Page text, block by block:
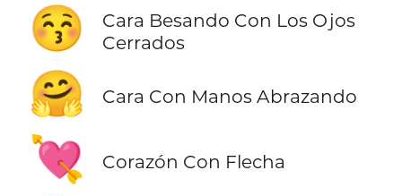
😚
Cara Besando Con Los Ojos
Cerrados
🤗 Cara Con Manos Abrazando
💘 Corazón Con Flecha